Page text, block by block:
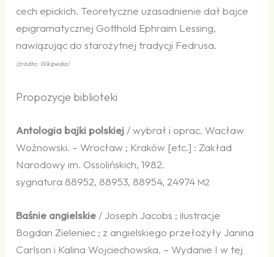
cech epickich. Teoretyczne uzasadnienie dał bajce
epigramatycznej Gotthold Ephraim Lessing,
nawiązując do starożytnej tradycji Fedrusa.
(źródło: Wikipedia)
Propozycje biblioteki
Antologia bajki polskiej / wybrał i oprac. Wacław
Woźnowski. – Wrocław ; Kraków [etc.] : Zakład
Narodowy im. Ossolińskich, 1982.
sygnatura 88952, 88953, 88954, 24974 M2
Baśnie angielskie / Joseph Jacobs ; ilustracje
Bogdan Zieleniec ; z angielskiego przełożyły Janina
Carlson i Kalina Wojciechowska. – Wydanie I w tej